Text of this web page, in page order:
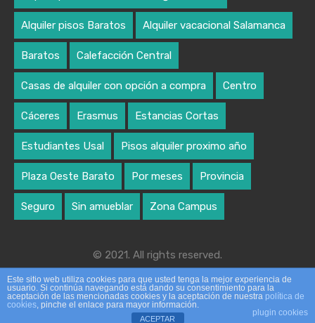
Alquiler pisos Baratos Alquiler vacacional Salamanca
Baratos Calefacción Central
Casas de alquiler con opción a compra Centro
Cáceres Erasmus Estancias Cortas
Estudiantes Usal Pisos alquiler proximo año
Plaza Oeste Barato Por meses Provincia
Seguro Sin amueblar Zona Campus
© 2021. All rights reserved.
Designed by algoritmo creativo
Este sitio web utiliza cookies para que usted tenga la mejor experiencia de
usuario. Si continúa navegando está dando su consentimiento para la
aceptación de las mencionadas cookies y la aceptación de nuestra política de
cookies, pinche el enlace para mayor información.
plugin cookies
ACEPTAR